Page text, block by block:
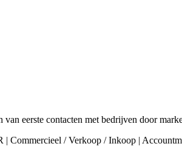
eerste contacten met bedrijven door
Commercieel / Verkoop / Inkoop |